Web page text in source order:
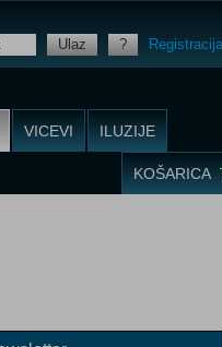
Ulaz ? Registracija
VICEVI ILUZIJE
KOŠARICA